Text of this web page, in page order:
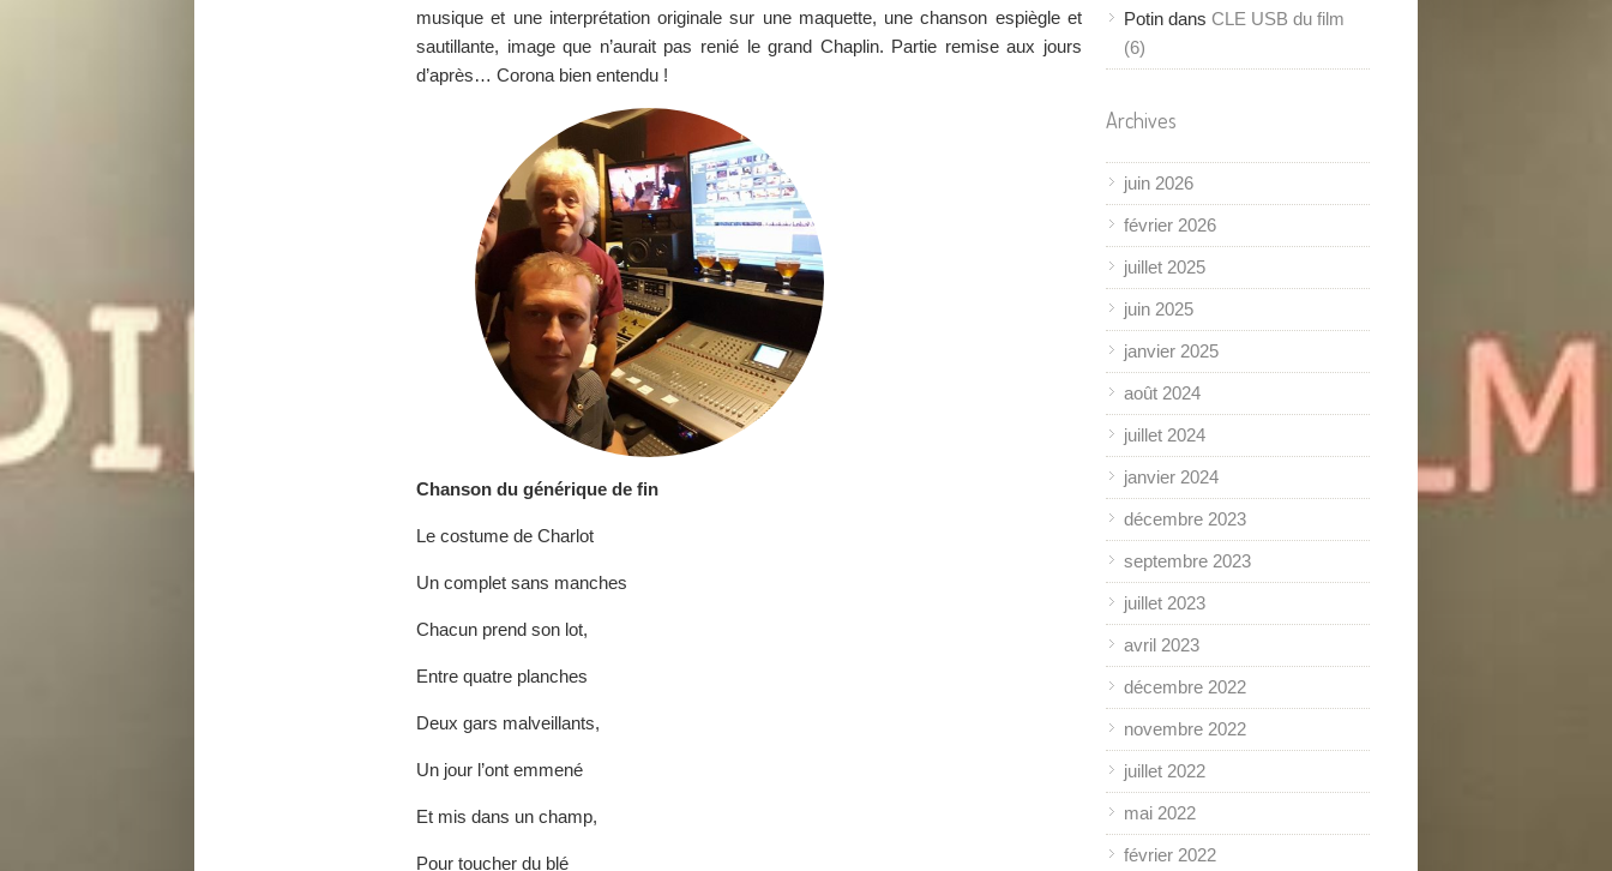
musique et une interprétation originale sur une maquette, une chanson espiègle et
sautillante, image que n’aurait pas renié le grand Chaplin. Partie remise aux jours
d’après… Corona bien entendu !
Chanson du générique de fin
Le costume de Charlot
Un complet sans manches
Chacun prend son lot,
Entre quatre planches
Deux gars malveillants,
Un jour l’ont emmené
Et mis dans un champ,
Pour toucher du blé
Potin dans CLE USB du film
(6)
Archives
juin 2026
février 2026
juillet 2025
juin 2025
janvier 2025
août 2024
juillet 2024
janvier 2024
décembre 2023
septembre 2023
juillet 2023
avril 2023
décembre 2022
novembre 2022
juillet 2022
mai 2022
février 2022